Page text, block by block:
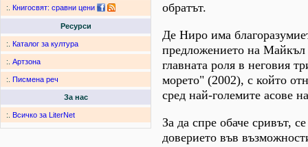
:. Книгосвят: сравни цени
Ресурси
:. Каталог за култура
:. Артзона
:. Писмена реч
За нас
:. Всичко за LiterNet
обратът.
Де Ниро има
предложението на
главната роля в неговия
морето" (2002), с който
сред най-големите асове
За да спре обаче сривът,
доверието във